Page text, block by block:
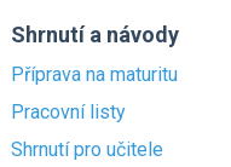
Shrnutí a návody
Příprava na maturitu
Pracovní listy
Shrnutí pro učitele